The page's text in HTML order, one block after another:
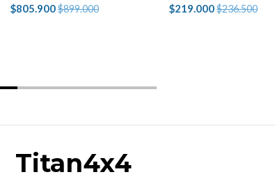
$805.900$899.000 $219.000$236.500
Titan4x4